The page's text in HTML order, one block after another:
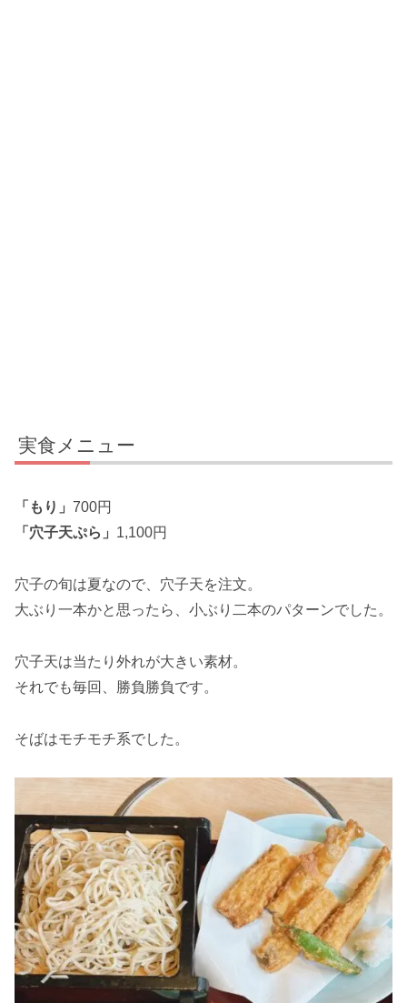
実食メニュー
「もり」 700円
「穴子天ぷら」 1,100円
穴子の旬は夏なので、穴子天を注文。
大ぶり一本かと思ったら、小ぶり二本のパターンでした。
穴子天は当たり外れが大きい素材。
それでも毎回、勝負勝負です。
そばはモチモチ系でした。